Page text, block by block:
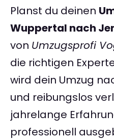
Planst du deinen
Wuppertal nach
von Umzugsprofi
die richtigen
wird dein Umzug
und reibungslos
jahrelange
professionell